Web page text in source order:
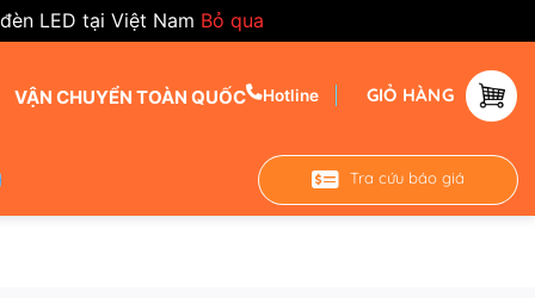
LED tại Việt Nam Bỏ qua
VẬN CHUYỂN TOÀN QUỐC Hotline GIỎ HÀNG
Tra cứu báo giá